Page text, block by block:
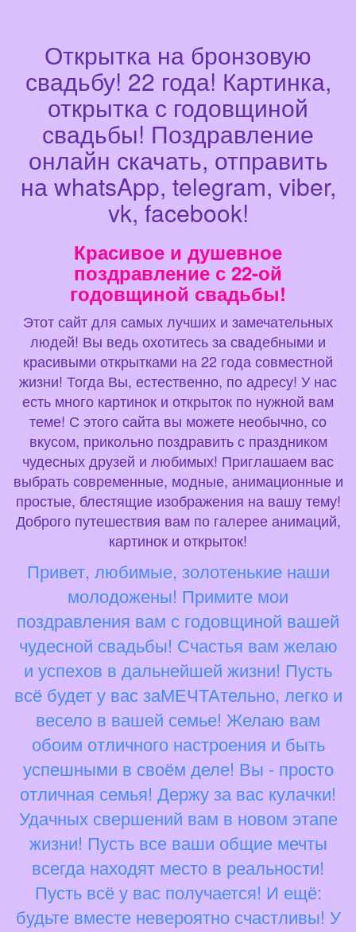
Открытка на бронзовую
свадьбу! 22 года! Картинка,
открытка с годовщиной
свадьбы! Поздравление
онлайн скачать, отправить
на whatsApp, telegram, viber,
vk, facebook!
Красивое и душевное
поздравление с 22-ой
годовщиной свадьбы!
Этот сайт для самых лучших и замечательных
людей! Вы ведь охотитесь за свадебными и
красивыми открытками на 22 года совместной
жизни! Тогда Вы, естественно, по адресу! У нас
есть много картинок и открыток по нужной вам
теме! С этого сайта вы можете необычно, со
вкусом, прикольно поздравить с праздником
чудесных друзей и любимых! Приглашаем вас
выбрать современные, модные, анимационные и
простые, блестящие изображения на вашу тему!
Доброго путешествия вам по галерее анимаций,
картинок и открыток!
Привет, любимые, золотенькие наши
молодожены! Примите мои
поздравления вам с годовщиной вашей
чудесной свадьбы! Счастья вам желаю
и успехов в дальнейшей жизни! Пусть
всё будет у вас заМЕЧТАтельно, легко и
весело в вашей семье! Желаю вам
обоим отличного настроения и быть
успешными в своём деле! Вы - просто
отличная семья! Держу за вас кулачки!
Удачных свершений вам в новом этапе
жизни! Пусть все ваши общие мечты
всегда находят место в реальности!
Пусть всё у вас получается! И ещё:
будьте вместе невероятно счастливы! У